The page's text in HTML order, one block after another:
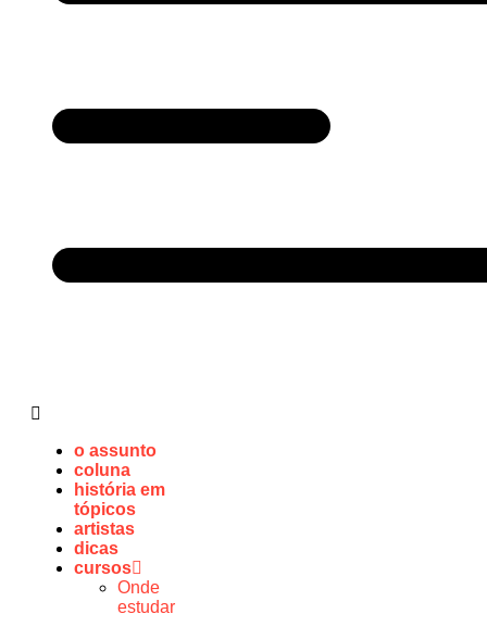
o assunto
coluna
história em
tópicos
artistas
dicas
cursos
Onde
estudar